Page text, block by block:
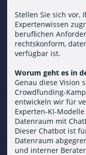
Stellen Sie sich
Expertenwissen
beruflichen
rechtskonform,
verfügbar ist.
Worum geht es in
Genau diese Vision
Crowdfunding-
entwickeln wir für
Experten-KI-
Datenraum mit
Dieser Chatbot ist
Datenraum
und interner